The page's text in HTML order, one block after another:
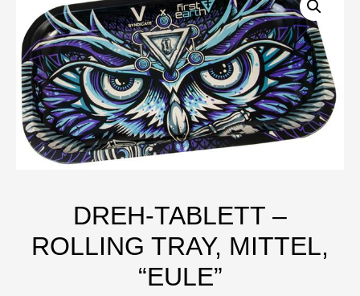
DREH-TABLETT –
ROLLING TRAY, MITTEL,
“EULE”